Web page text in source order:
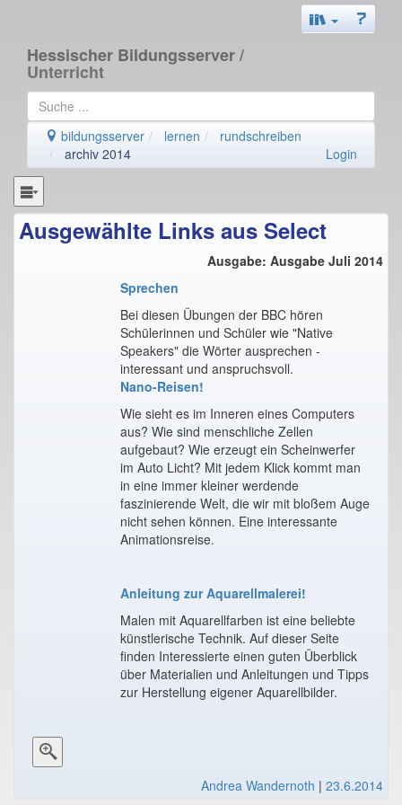
Hessischer Bildungsserver/
Unterricht
bildungsserver lernen
rundschreiben
archiv 2014
Login
Ausgewählte Links aus Select
Ausgabe: Ausgabe Juli 2014
Sprechen
Bei diesen Übungen der BBC hören
Schülerinnen und Schüler wie "Native
Speakers" die Wörter ausprechen -
interessant und anspruchsvoll.
Nano-Reisen!
Wie sieht es im Inneren eines Computers
aus? Wie sind menschliche Zellen
aufgebaut? Wie erzeugt ein Scheinwerfer
im Auto Licht? Mit jedem Klick kommt man
in eine immer kleiner werdende
faszinierende Welt, die wir mit bloßem Auge
nicht sehen können. Eine interessante
Animationsreise.
Anleitung zur Aquarellmalerei!
Malen mit Aquarellfarben ist eine beliebte
künstlerische Technik. Auf dieser Seite
finden Interessierte einen guten Überblick
über Materialien und Anleitungen und Tipps
zur Herstellung eigener Aquarellbilder.
Andrea Wandernoth | 23.6.2014